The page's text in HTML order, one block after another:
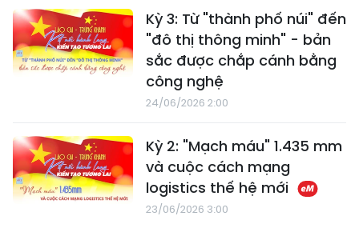
Kỳ 3: Từ "thành phố núi" đến
"đô thị thông minh" - bản
sắc được chắp cánh bằng
công nghệ
24/06/2026 2:00
Kỳ 2: "Mạch máu" 1.435 mm
và cuộc cách mạng
logistics thế hệ mới
23/06/2026 3:00